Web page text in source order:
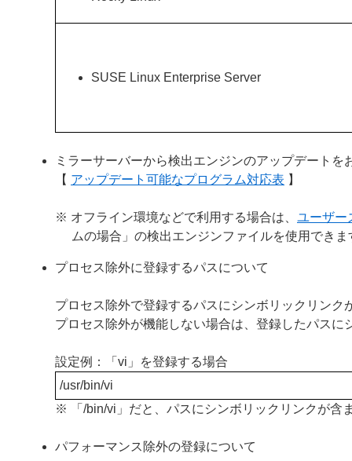
SUSE Linux Enterprise Server
ミラーサーバーから検出エンジンのアップデート
【 アップデート可能なプログラム対応表 】
※ オフライン環境などで利用する場合は、 ユーザー
ムの場合」の検出エンジンファイルを使用できま
プロセス除外に登録するパスについて
プロセス除外で登録するパスにシンボリックリンク
プロセス除外が機能しない場合は、登録したパス
設定例：「vi」を登録する場合
/usr/bin/vi
※ 「/bin/vi」だと、パスにシンボリックリンクが含
パフォーマンス除外の登録について